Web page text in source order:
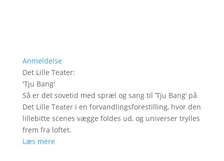
Anmeldelse
Det Lille Teater:
'Tju Bang'
Så er det sovetid med spræl og sang til ’Tju Bang’ på
Det Lille Teater i en forvandlingsforestilling, hvor den
lillebitte scenes vægge foldes ud, og universer trylles
frem fra loftet.
Læs mere